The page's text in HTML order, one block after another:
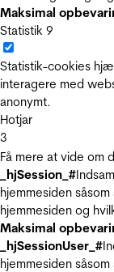
Maksimal
Statistik 9
Statistik-cookies
interagere med
anonymt.
Hotjar
3
Få mere at vide om
_hjSession_#
hjemmesiden
hjemmesiden og
Maksimal
_hjSessionUser_#
hjemmesiden